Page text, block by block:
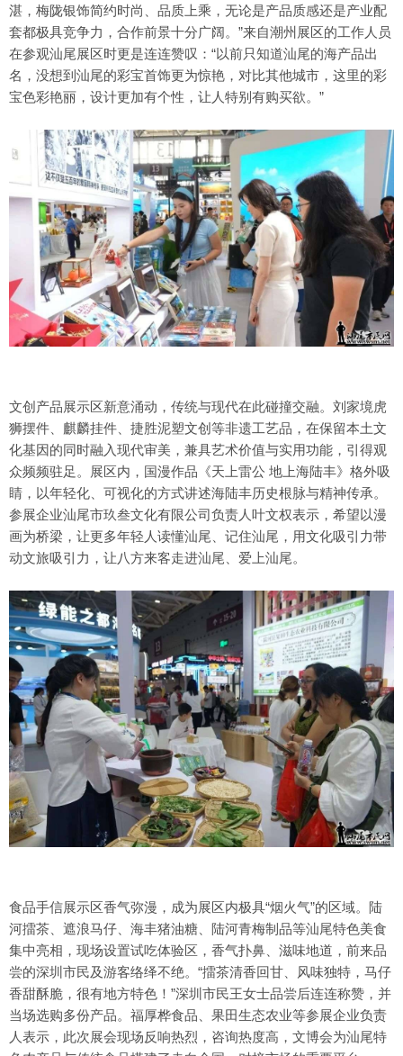
湛，梅陇银饰简约时尚、品质上乘，无论是产品质感还是产业配
套都极具竞争力，合作前景十分广阔。”来自潮州展区的工作人员
在参观汕尾展区时更是连连赞叹：“以前只知道汕尾的海产品出
名，没想到汕尾的彩宝首饰更为惊艳，对比其他城市，这里的彩
宝色彩艳丽，设计更加有个性，让人特别有购买欲。”
文创产品展示区新意涌动，传统与现代在此碰撞交融。刘家境虎
狮摆件、麒麟挂件、捷胜泥塑文创等非遗工艺品，在保留本土文
化基因的同时融入现代审美，兼具艺术价值与实用功能，引得观
众频频驻足。展区内，国漫作品《天上雷公 地上海陆丰》格外吸
睛，以年轻化、可视化的方式讲述海陆丰历史根脉与精神传承。
参展企业汕尾市玖叁文化有限公司负责人叶文权表示，希望以漫
画为桥梁，让更多年轻人读懂汕尾、记住汕尾，用文化吸引力带
动文旅吸引力，让八方来客走进汕尾、爱上汕尾。
食品手信展示区香气弥漫，成为展区内极具“烟火气”的区域。陆
河擂茶、遮浪马仔、海丰猪油糖、陆河青梅制品等汕尾特色美食
集中亮相，现场设置试吃体验区，香气扑鼻、滋味地道，前来品
尝的深圳市民及游客络绎不绝。“擂茶清香回甘、风味独特，马仔
香甜酥脆，很有地方特色！”深圳市民王女士品尝后连连称赞，并
当场选购多份产品。福厚桦食品、果田生态农业等参展企业负责
人表示，此次展会现场反响热烈，咨询热度高，文博会为汕尾特